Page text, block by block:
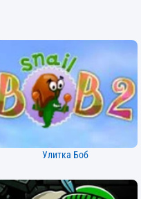
Улитка Боб